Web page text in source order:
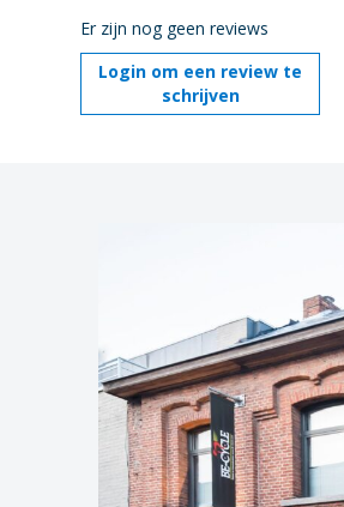
Er zijn nog geen reviews
Login om een review te
schrijven